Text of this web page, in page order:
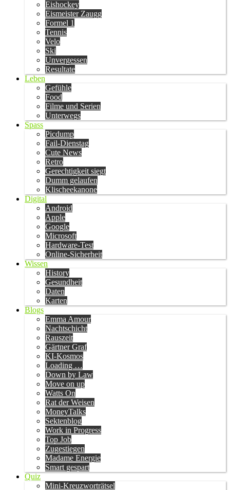
Eishockey
Eismeister Zaugg
Formel 1
Tennis
Velo
Ski
Unvergessen
Resultate
Leben
Gefühle
Food
Filme und Serien
Unterwegs
Spass
Picdump
Fail-Dienstag
Cute News
Retro
Gerechtigkeit siegt
Dumm gelaufen
Klischeekanone
Digital
Android
Apple
Google
Microsoft
Hardware-Test
Online-Sicherheit
Wissen
History
Gesundheit
Daten
Karten
Blogs
Emma Amour
Nachtschicht
Rauszeit
Gärtner Graf
KI-Kosmos
Loading …
Down by Law
Move on up
Watts On
Rat der Weisen
MoneyTalks
Sektenblog
Work in Progress
Top Job
Zugestiegen
Madame Energie
Smart gespart
Quiz
Mini-Kreuzworträtsel